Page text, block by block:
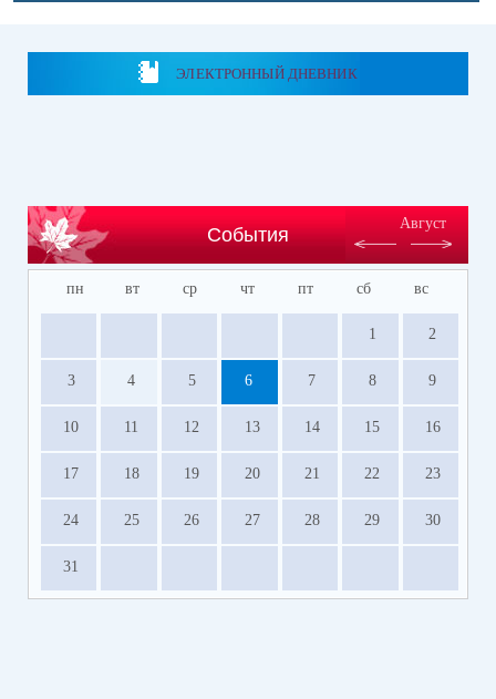
ЭЛЕКТРОННЫЙ ДНЕВНИК
События
Август
пн вт ср чт пт сб вс
1 2
3 4 5 6 7 8 9
10 11 12 13 14 15 16
17 18 19 20 21 22 23
24 25 26 27 28 29 30
31